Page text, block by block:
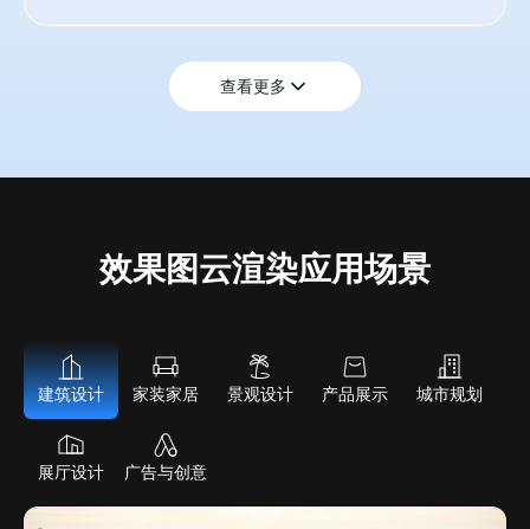
查看更多
效果图云渲染应用场景
建筑设计 家装家居 景观设计 产品展示 城市规划
展厅设计 广告与创意